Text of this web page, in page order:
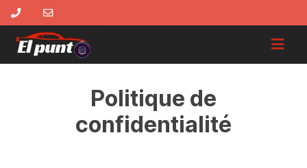
Politique de
confidentialité